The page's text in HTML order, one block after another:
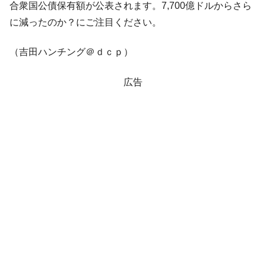
合衆国公債保有額が公表されます。7,700億ドルからさら
に減ったのか？にご注目ください。
（吉田ハンチング＠ｄｃｐ）
広告